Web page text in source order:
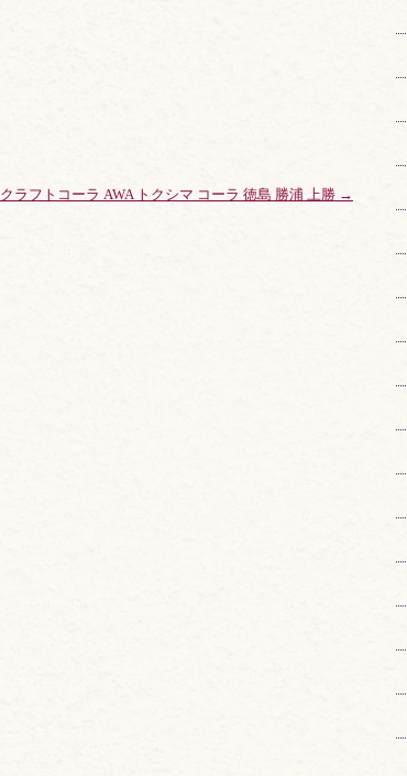
クラフトコーラ AWA トクシマ コーラ 徳島 勝浦 上勝 →